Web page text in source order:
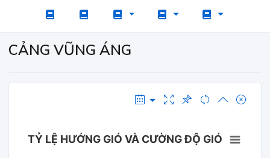
CẢNG VŨNG ÁNG
TỶ LỆ HƯỚNG GIÓ VÀ CƯỜNG ĐỘ GIÓ